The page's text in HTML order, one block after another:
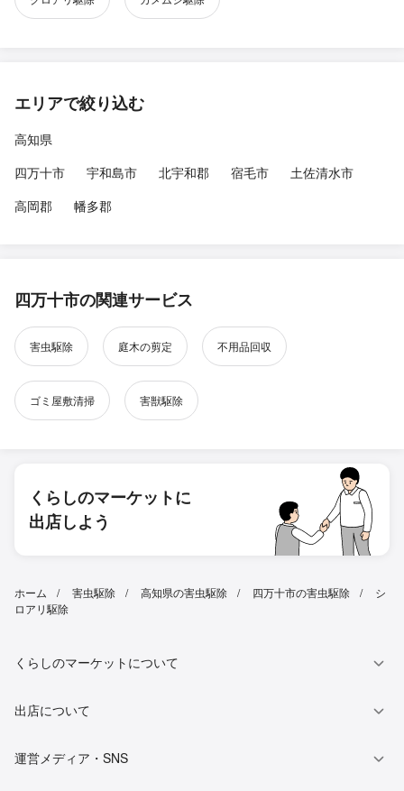
エリアで絞り込む
高知県
四万十市
宇和島市 北宇和郡 宿毛市
土佐清水市
高岡郡
幡多郡
四万十市の関連サービス
害虫駆除 庭木の剪定 不用品回収
ゴミ屋敷清掃 害獣駆除
くらしのマーケットに
出店しよう
ホーム 害虫駆除 高知県の害虫駆除 四万十市の害虫駆除
シ
ロアリ駆除
くらしのマーケットについて
出店について
運営メディア・SNS